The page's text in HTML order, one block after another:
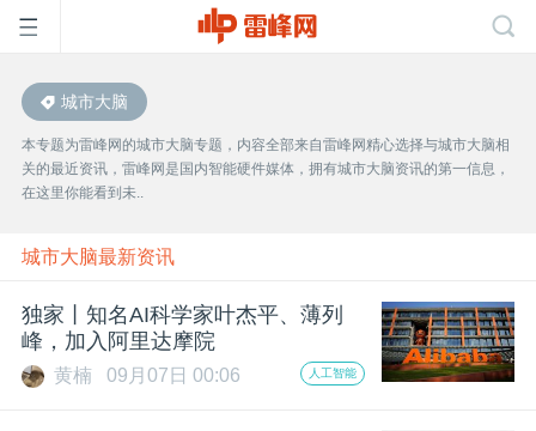
首
页
雷
峰
城市大脑
本专题为雷峰网的城市大脑专题，内容全部来自雷峰网精心选择与城市大脑相
关的最近资讯，雷峰网是国内智能硬件媒体，拥有城市大脑资讯的第一信息，
在这里你能看到未..
城市大脑最新资讯
独家丨知名AI科学家叶杰平、薄列
峰，加入阿里达摩院
黄楠 09月07日 00:06 人工智能